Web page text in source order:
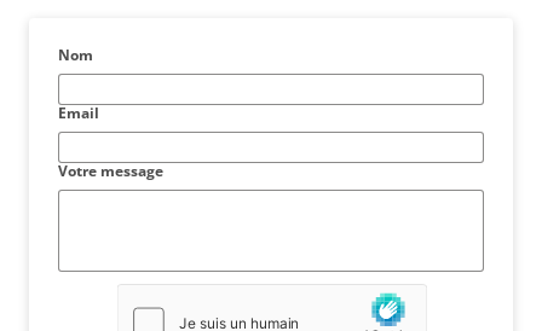
Nom
Email
Votre message